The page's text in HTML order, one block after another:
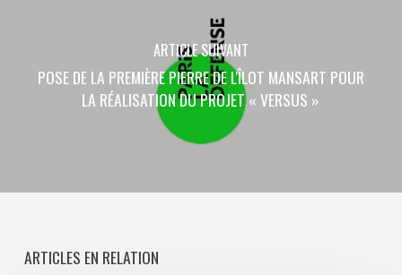
ARTICLE SUIVANT
POSE DE LA PREMIÈRE PIERRE DE L'ÎLOT MANSART POUR
LA RÉALISATION DU PROJET « VERSUS »
ARTICLES EN RELATION